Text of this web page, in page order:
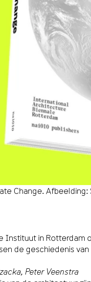
Change. Afbeelding:
in Rotterdam
de geschiedenis
Peter Veenstra